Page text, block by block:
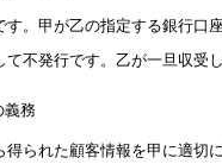
。甲が乙の指定する銀行口
不発行です。乙が一旦収受
義務
られた顧客情報を甲に適切に